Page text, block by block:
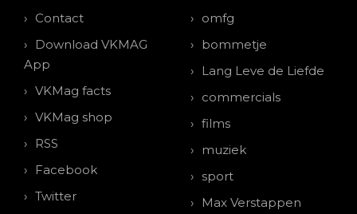
Contact
Download VKMAG
App
VKMag facts
VKMag shop
RSS
Facebook
Twitter
omfg
bommetje
Lang Leve de Liefde
commercials
films
muziek
sport
Max Verstappen